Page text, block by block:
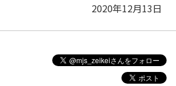
2020年12月13日